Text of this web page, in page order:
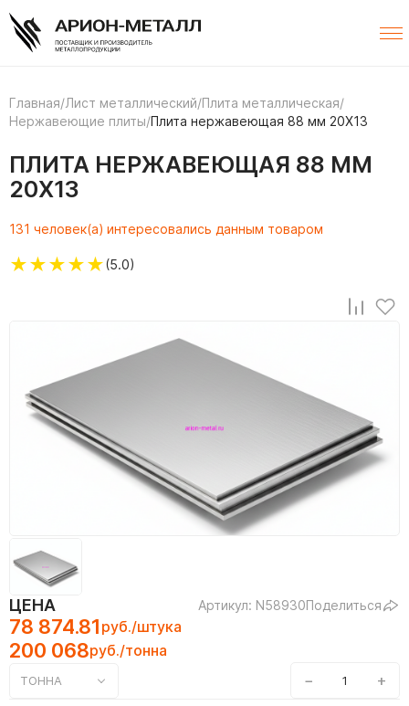
Главная/Лист металлический/Плита металлическая/
Нержавеющие плиты/Плита нержавеющая 88 мм 20Х13
ПЛИТА НЕРЖАВЕЮЩАЯ 88 ММ
20Х13
131 человек(а) интересовались данным товаром
★★★★★(5.0)
ЦЕНА Артикул: N58930Поделиться
78 874.81 руб./штука
200 068руб./тонна
ТОННА − +